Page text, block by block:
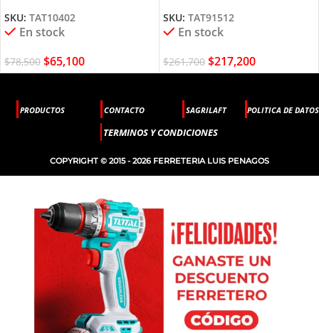
TAT10402 TOTAL
SKU: TAT10402
En stock
$78,500 $65,100
SKU: TAT91512
En stock
$261,700 $217,200
PRODUCTOS CONTACTO SAGRILAFT POLITICA DE DATOS
TERMINOS Y CONDICIONES
COPYRIGHT © 2015 - 2026 FERRETERIA LUIS PENAGOS